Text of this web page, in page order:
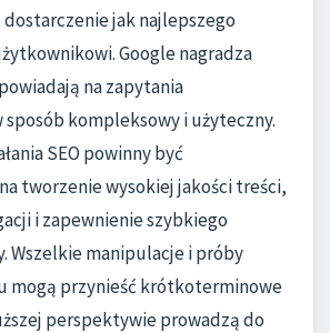
jak najlepszego
Google nagradza
na zapytania
kompleksowy i użyteczny.
SEO powinny być
tworzenie wysokiej jakości treści,
i zapewnienie szybkiego
Wszelkie manipulacje i próby
mogą przynieść krótkoterminowe
perspektywie prowadzą do